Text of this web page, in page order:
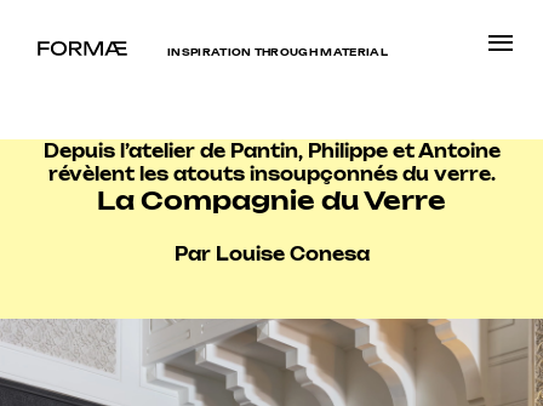
INSPIRATION THROUGH MATERIAL
Depuis l’atelier de Pantin, Philippe et Antoine
révèlent les atouts insoupçonnés du verre.
La Compagnie du Verre
Par Louise Conesa